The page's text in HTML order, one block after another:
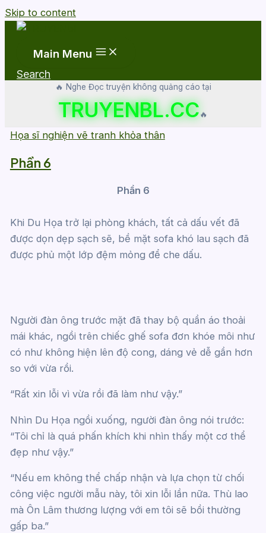
Skip to content
Main Menu
Search
🔥 Nghe Đọc truyện không quảng cáo tại
TRUYENBL.CC🔥
Họa sĩ nghiện vẽ tranh khỏa thân
Phần 6
Phần 6
Khi Du Họa trở lại phòng khách, tất cả dấu vết đã
được dọn dẹp sạch sẽ, bề mặt sofa khó lau sạch đã
được phủ một lớp đệm mỏng để che dấu.
Người đàn ông trước mặt đã thay bộ quần áo thoải
mái khác, ngồi trên chiếc ghế sofa đơn khóe môi như
có như không hiện lên độ cong, dáng vẻ dễ gần hơn
so với vừa rồi.
“Rất xin lỗi vì vừa rồi đã làm như vậy.”
Nhìn Du Họa ngồi xuống, người đàn ông nói trước:
“Tôi chỉ là quá phấn khích khi nhìn thấy một cơ thể
đẹp như vậy.”
“Nếu em không thể chấp nhận và lựa chọn từ chối
công việc người mẫu này, tôi xin lỗi lần nữa. Thù lao
mà Ôn Lâm thương lượng với em tôi sẽ bồi thường
gấp ba.”